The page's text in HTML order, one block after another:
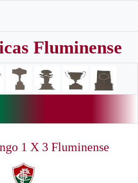
Fluminense
1 X 3 Fluminense